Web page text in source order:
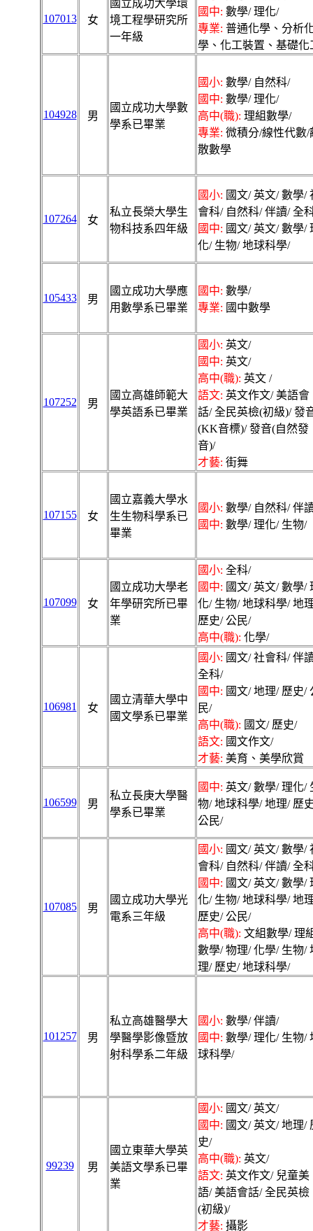
107013 女
國立成功大學環
境工程學研究所
一年級
國中: 數學/ 理化/
專業: 普通化學、分析
學、化工裝置、基礎化
104928 男
國立成功大學數
學系已畢業
國小: 數學/ 自然科/
國中: 數學/ 理化/
高中(職): 理組數學/
專業: 微積分/線性代數/
散數學
107264 女
私立長榮大學生
物科技系四年級
國小: 國文/ 英文/ 數學/
會科/ 自然科/ 伴讀/ 全
國中: 國文/ 英文/ 數學/
化/ 生物/ 地球科學/
105433 男
國立成功大學應
用數學系已畢業
國中: 數學/
專業: 國中數學
107252 男
國立高雄師範大
學英語系已畢業
國小: 英文/
國中: 英文/
高中(職): 英文 /
語文: 英文作文/ 美語會
話/ 全民英檢(初級)/ 發
(KK音標)/ 發音(自然發
音)/
才藝: 街舞
107155 女
國立嘉義大學水
生生物科學系已
畢業
國小: 數學/ 自然科/ 伴
國中: 數學/ 理化/ 生物/
107099 女
國立成功大學老
年學研究所已畢
業
國小: 全科/
國中: 國文/ 英文/ 數學/
化/ 生物/ 地球科學/ 地
歷史/ 公民/
高中(職): 化學/
106981 女
國立清華大學中
國文學系已畢業
國小: 國文/ 社會科/ 伴
全科/
國中: 國文/ 地理/ 歷史/
民/
高中(職): 國文/ 歷史/
語文: 國文作文/
才藝: 美育、美學欣賞
106599 男
私立長庚大學醫
學系已畢業
國中: 英文/ 數學/ 理化/
物/ 地球科學/ 地理/ 歷
公民/
107085 男
國立成功大學光
電系三年級
國小: 國文/ 英文/ 數學/
會科/ 自然科/ 伴讀/ 全
國中: 國文/ 英文/ 數學/
化/ 生物/ 地球科學/ 地
歷史/ 公民/
高中(職): 文組數學/ 理
數學/ 物理/ 化學/ 生物/
理/ 歷史/ 地球科學/
101257 男
私立高雄醫學大
學醫學影像暨放
射科學系二年級
國小: 數學/ 伴讀/
國中: 數學/ 理化/ 生物/
球科學/
99239 男
國立東華大學英
美語文學系已畢
業
國小: 國文/ 英文/
國中: 國文/ 英文/ 地理/
史/
高中(職): 英文/
語文: 英文作文/ 兒童美
語/ 美語會話/ 全民英檢
(初級)/
才藝: 攝影